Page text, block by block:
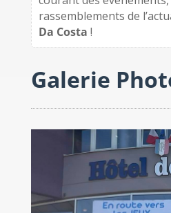
rassemblements de
Da Costa !
Galerie